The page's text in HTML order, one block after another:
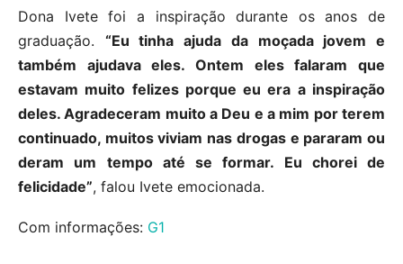
Dona Ivete foi a inspiração durante os anos de
graduação. “Eu tinha ajuda da moçada jovem e
também ajudava eles. Ontem eles falaram que
estavam muito felizes porque eu era a inspiração
deles. Agradeceram muito a Deu e a mim por terem
continuado, muitos viviam nas drogas e pararam ou
deram um tempo até se formar. Eu chorei de
felicidade”, falou Ivete emocionada.
Com informações: G1